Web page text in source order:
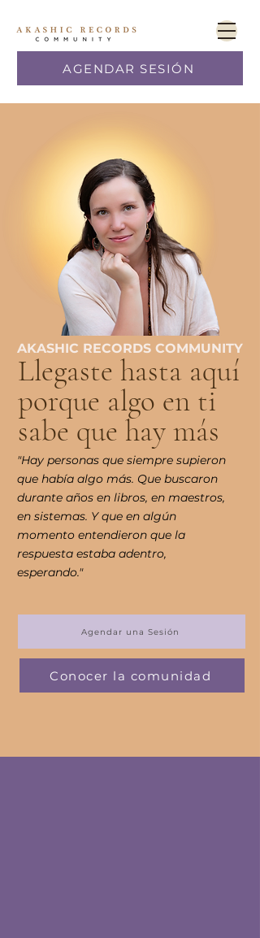
AGENDAR SESIÓN
AKASHIC RECORDS COMMUNITY
Llegaste hasta aquí
porque algo en ti
sabe que hay más
"Hay personas que siempre supieron
que había algo más. Que buscaron
durante años en libros, en maestros,
en sistemas. Y que en algún
momento entendieron que la
respuesta estaba adentro,
esperando."
Agendar una Sesión
Conocer la comunidad